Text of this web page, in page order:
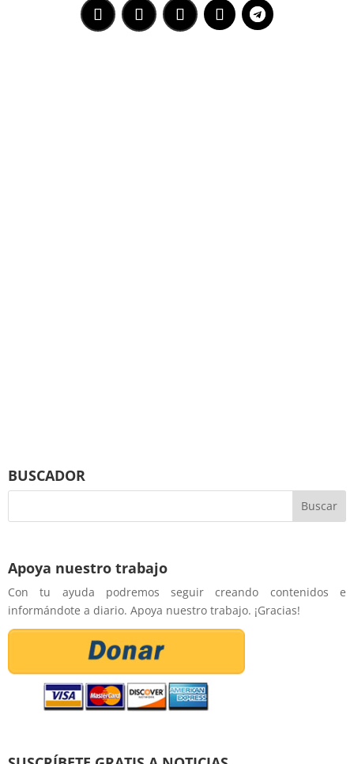
BUSCADOR
Apoya nuestro trabajo
Con tu ayuda podremos seguir creando contenidos e
informándote a diario. Apoya nuestro trabajo. ¡Gracias!